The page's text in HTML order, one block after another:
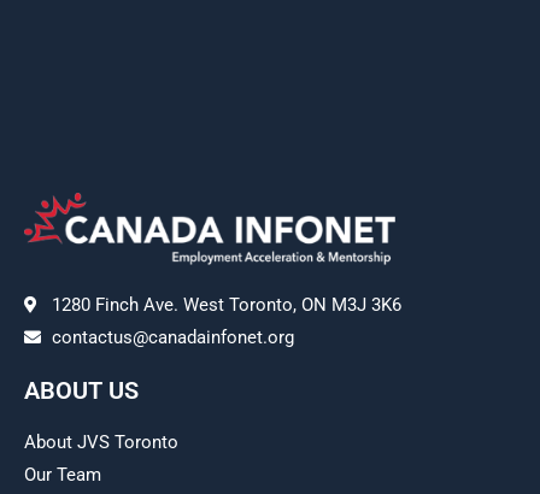
1280 Finch Ave. West Toronto, ON M3J 3K6
contactus@canadainfonet.org
ABOUT US
About JVS Toronto
Our Team